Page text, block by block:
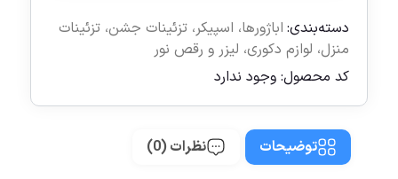
دسته‌بندی: اباژورها، اسپیکر، تزئینات جشن، تزئینات
منزل، لوازم دکوری، لیزر و رقص نور
کد محصول: وجود ندارد
توضیحات نظرات (0)